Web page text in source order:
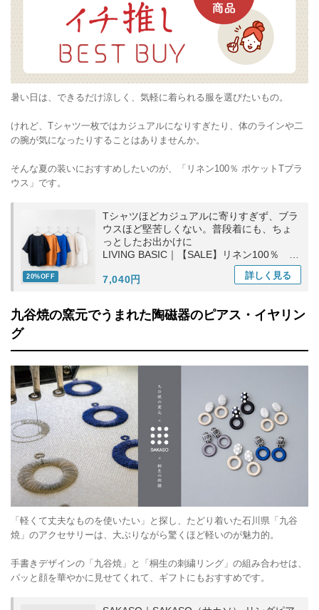
暑い日は、できるだけ涼しく、気軽に着られる服を選びたいもの。
けれど、Tシャツ一枚ではカジュアルになりすぎたり、体のラインや二
の腕が気になったりすることはありませんか。
そんな夏の装いにおすすめしたいのが、「リネン100％ ポケットTブラ
ウス」です。
20%OFF
Tシャツほどカジュアルに寄りすぎず、ブラ
ウスほど堅苦しくない。普段着にも、ちょ
っとしたお出かけに
LIVING BASIC｜【SALE】リネン100％ ポ
ケットTブラウス トップス ギフト お出かけ
7,040円
詳しく 見る
九谷焼の窯元でうまれた陶磁器のピアス・イヤリン
グ
「軽くて丈夫なものを使いたい」と探し、たどり着いた石川県「九谷
焼」のアクセサリーは、大ぶりながら驚くほど軽いのが魅力的。
手書きデザインの「九谷焼」と「桐生の刺繍リング」の組み合わせは、
パッと顔を華やかに見せてくれて、ギフトにもおすすめです。